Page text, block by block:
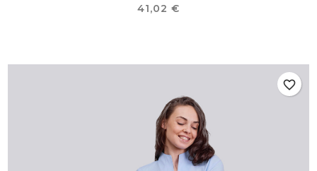
Precio
41,02 €
favorite_border